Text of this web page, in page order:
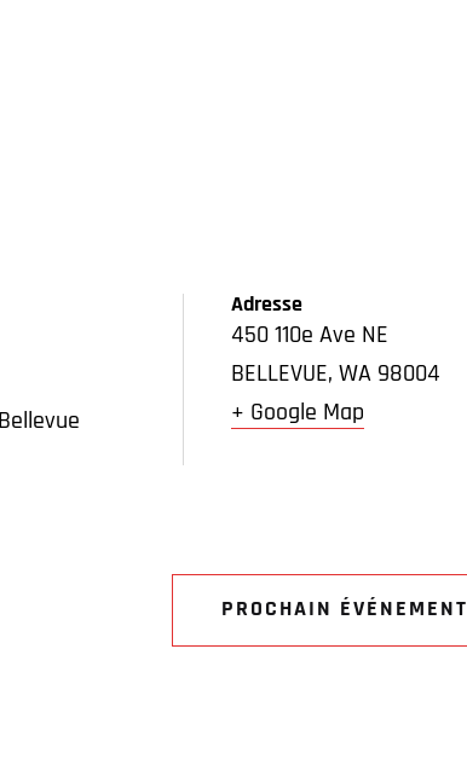
Adresse
450 110e Ave NE
BELLEVUE, WA 98004
+ Google Map
PROCHAIN ÉVÉNEMENT